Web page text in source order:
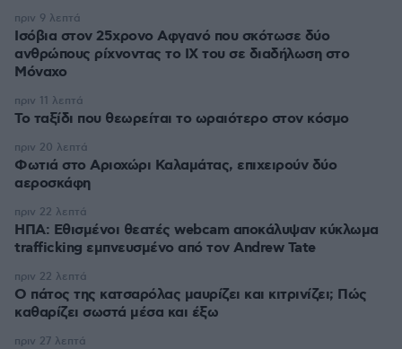
Ισόβια στον 25χρονο Αφγανό που σκότωσε δύο
ανθρώπους ρίχνοντας το ΙΧ του σε διαδήλωση στο
Μόναχο
πριν 9 λεπτά
Το ταξίδι που θεωρείται το ωραιότερο στον κόσμο
πριν 11 λεπτά
Φωτιά στο Αριοχώρι Καλαμάτας, επιχειρούν δύο
αεροσκάφη
πριν 20 λεπτά
ΗΠΑ: Εθισμένοι θεατές webcam αποκάλυψαν κύκλωμα
trafficking εμπνευσμένο από τον Andrew Tate
πριν 22 λεπτά
Ο πάτος της κατσαρόλας μαυρίζει και κιτρινίζει; Πώς
καθαρίζει σωστά μέσα και έξω
πριν 22 λεπτά
πριν 27 λεπτά